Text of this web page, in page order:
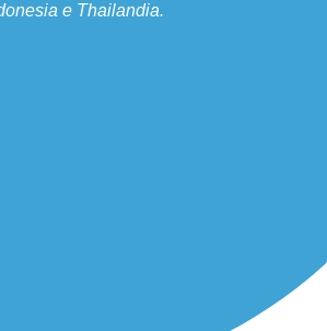
e Thailandia.